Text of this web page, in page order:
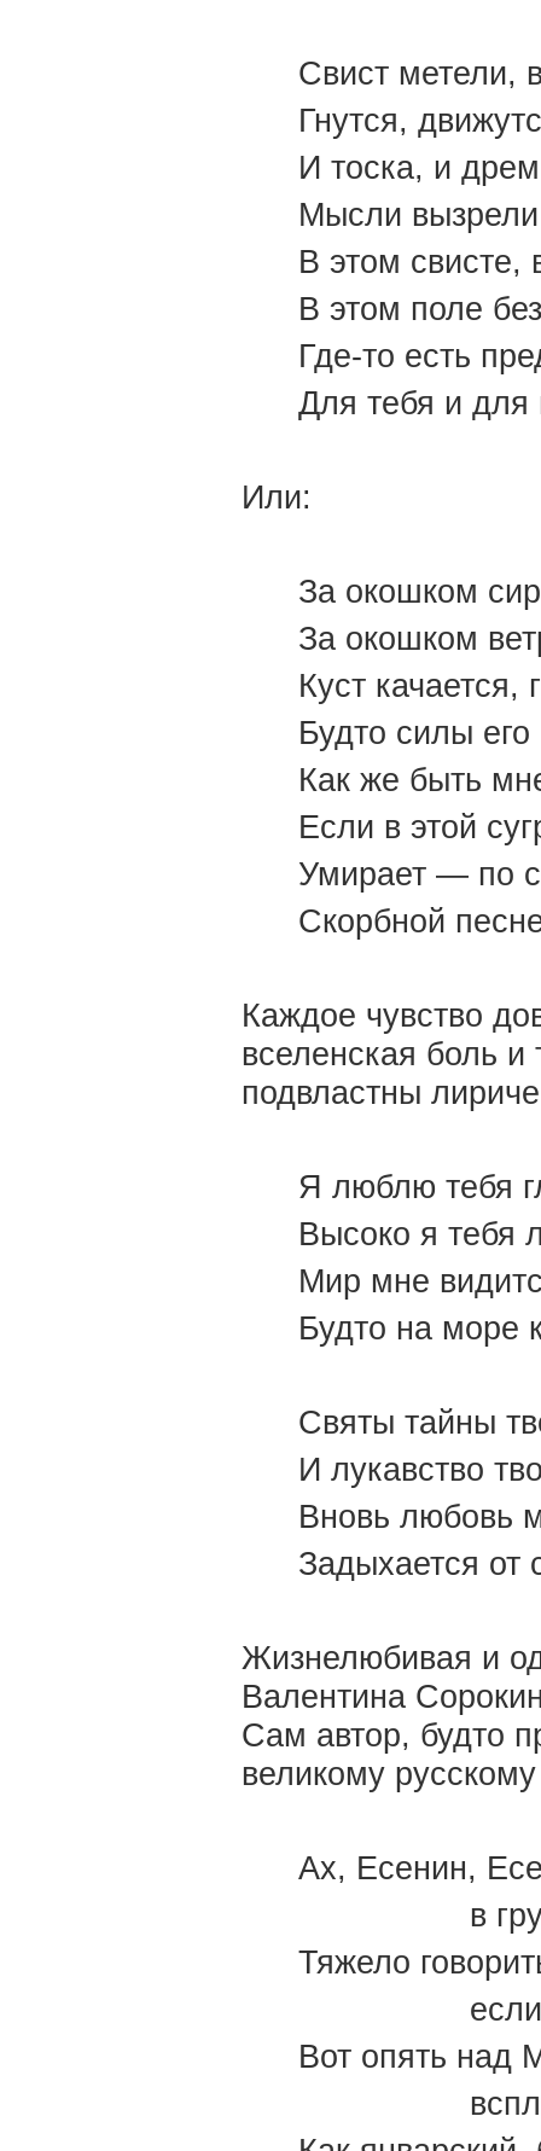
Свист метели,
Гнутся,
И тоска, и
Мысли вызрели
В этом свисте,
В этом поле
Где-то есть
Для тебя и для
Или:
За окошком
За окошком
Куст качается,
Будто силы
Как же быть
Если в этой
Умирает — по
Скорбной
Каждое чувство
вселенская боль
подвластны
Я люблю тебя
Высоко я тебя
Мир мне
Будто на море
Святы тайны
И лукавство
Вновь любовь
Задыхается от
Жизнелюбивая и
Валентина
Сам автор, будто
великому русскому
Ах, Есенин,
в
Тяжело
Вот опять над